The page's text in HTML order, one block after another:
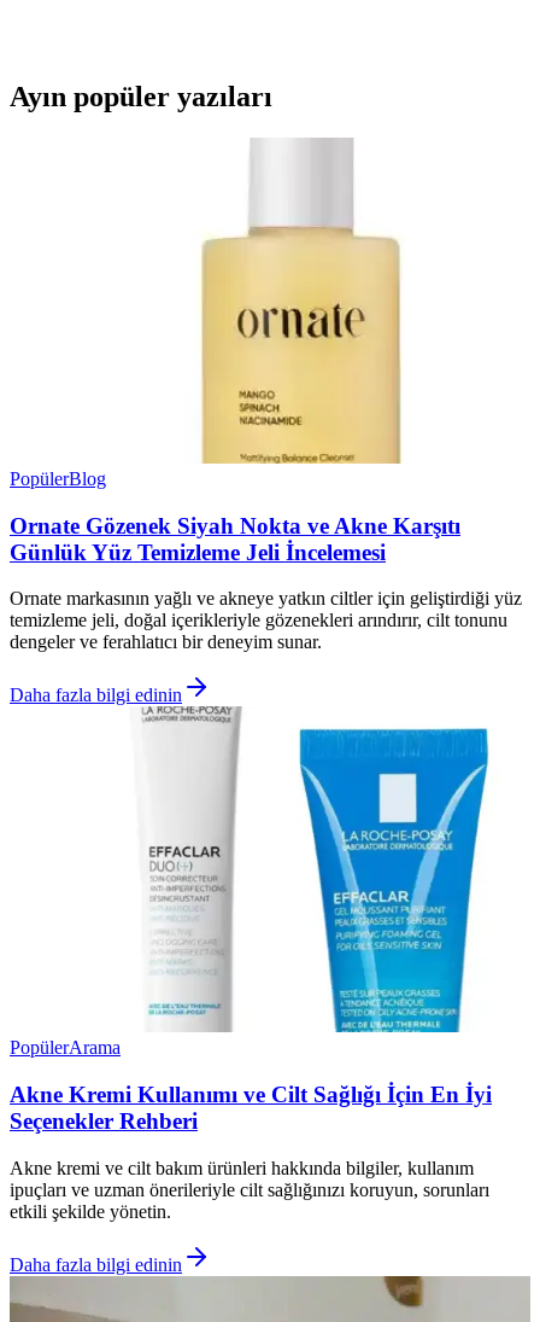
Ayın popüler yazıları
PopülerBlog
Ornate Gözenek Siyah Nokta ve Akne Karşıtı
Günlük Yüz Temizleme Jeli İncelemesi
Ornate markasının yağlı ve akneye yatkın ciltler için geliştirdiği yüz
temizleme jeli, doğal içerikleriyle gözenekleri arındırır, cilt tonunu
dengeler ve ferahlatıcı bir deneyim sunar.
Daha fazla bilgi edinin
PopülerArama
Akne Kremi Kullanımı ve Cilt Sağlığı İçin En İyi
Seçenekler Rehberi
Akne kremi ve cilt bakım ürünleri hakkında bilgiler, kullanım
ipuçları ve uzman önerileriyle cilt sağlığınızı koruyun, sorunları
etkili şekilde yönetin.
Daha fazla bilgi edinin